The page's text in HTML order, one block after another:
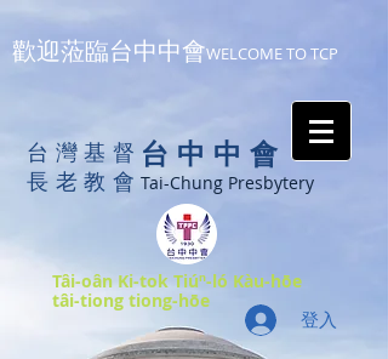
歡迎蒞臨台中中會WELCOME TO TCP
台灣基督
長老教會
台中中會
Tai-Chung Presbytery
Tâi-oân Ki-tok Tiúⁿ-ló Kàu-hōe
tâi-tiong tiong-hōe
登入